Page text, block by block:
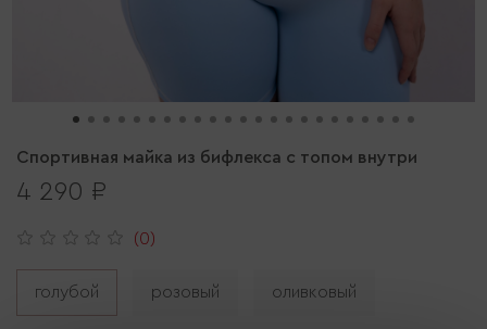
(0)
Спортивная майка из бифлекса с топом внутри
4 290 ₽
голубой розовый оливковый